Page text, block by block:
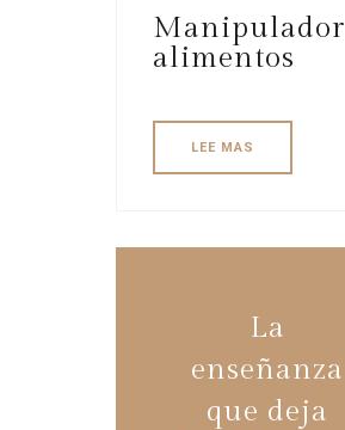
Manipulador
alimentos
LEE MAS
La
enseñanza
que deja